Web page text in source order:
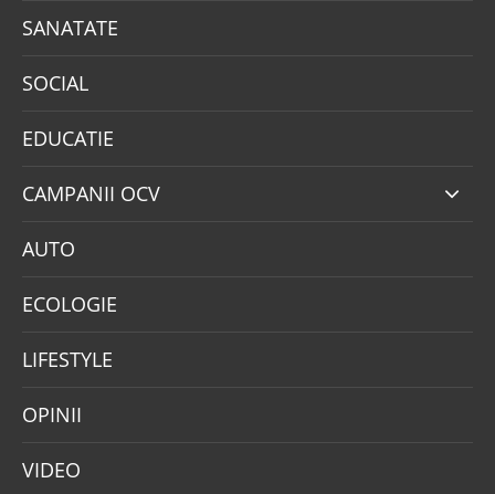
SANATATE
SOCIAL
EDUCATIE
CAMPANII OCV
AUTO
ECOLOGIE
LIFESTYLE
OPINII
VIDEO